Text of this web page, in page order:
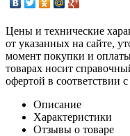
Цены и технические
от указанных на сайте,
момент покупки и
товарах носит
офертой в соответствии
Описание
Характеристики
Отзывы о товаре